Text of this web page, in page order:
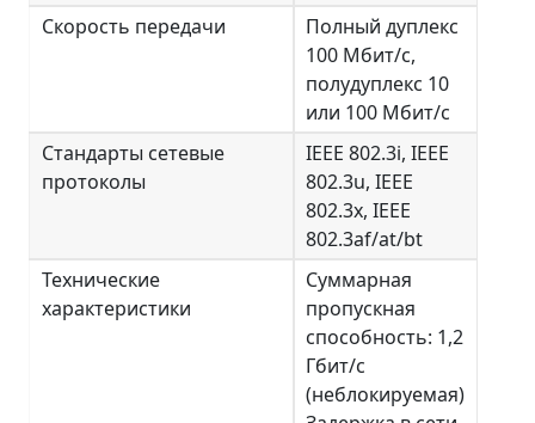
Скорость передачи
Полный дуплекс
100 Мбит/с,
полудуплекс 10
или 100 Мбит/с
Стандарты сетевые
протоколы
IEEE 802.3i, IEEE
802.3u, IEEE
802.3x, IEEE
802.3af/at/bt
Технические
характеристики
Суммарная
пропускная
способность: 1,2
Гбит/с
(неблокируемая)